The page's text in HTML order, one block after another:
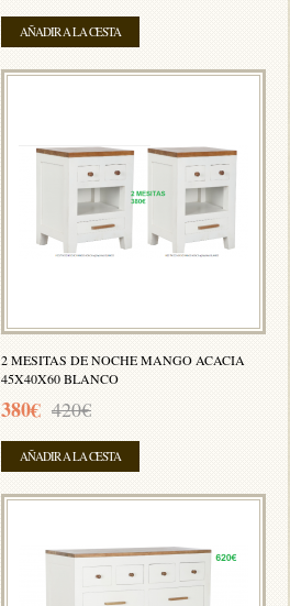
AÑADIR A LA CESTA
2 MESITAS DE NOCHE MANGO ACACIA
45X40X60 BLANCO
380€ 420€
AÑADIR A LA CESTA